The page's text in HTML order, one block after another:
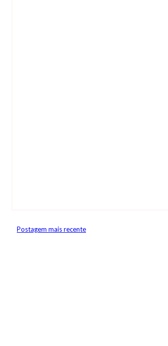
Postagem mais recente